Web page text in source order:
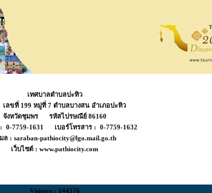
เทศบาลตำบลปะทิว
ลขที่ 199 หมู่ที่ 7 ตำบลบางสน อำเภอปะทิว
จังหวัดชุมพร รหัสไปรษณีย์ 86160
: 0-7759-1631 เบอร์โทรสาร : 0-7759-1632
ล : saraban-pathiocity@lgo.mail.go.th
เว็บไซต์ : www.pathiocity.com
Visitors : 144376